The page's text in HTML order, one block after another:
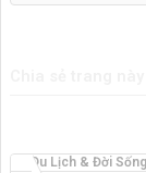
Du Lịch & Đời Sống